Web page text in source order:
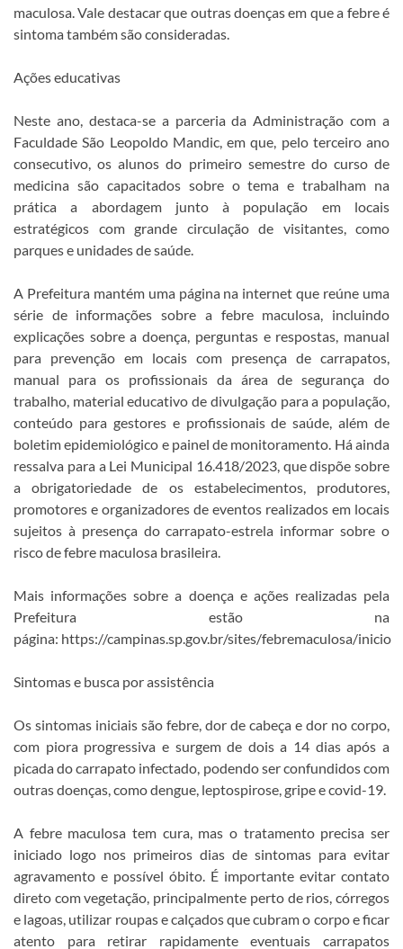
maculosa. Vale destacar que outras doenças em que a febre é
sintoma também são consideradas.
Ações educativas
Neste ano, destaca-se a parceria da Administração com a
Faculdade São Leopoldo Mandic, em que, pelo terceiro ano
consecutivo, os alunos do primeiro semestre do curso de
medicina são capacitados sobre o tema e trabalham na
prática a abordagem junto à população em locais
estratégicos com grande circulação de visitantes, como
parques e unidades de saúde.
A Prefeitura mantém uma página na internet que reúne uma
série de informações sobre a febre maculosa, incluindo
explicações sobre a doença, perguntas e respostas, manual
para prevenção em locais com presença de carrapatos,
manual para os profissionais da área de segurança do
trabalho, material educativo de divulgação para a população,
conteúdo para gestores e profissionais de saúde, além de
boletim epidemiológico e painel de monitoramento. Há ainda
ressalva para a Lei Municipal 16.418/2023, que dispõe sobre
a obrigatoriedade de os estabelecimentos, produtores,
promotores e organizadores de eventos realizados em locais
sujeitos à presença do carrapato-estrela informar sobre o
risco de febre maculosa brasileira.
Mais informações sobre a doença e ações realizadas pela
Prefeitura estão na
página: https://campinas.sp.gov.br/sites/febremaculosa/inicio
Sintomas e busca por assistência
Os sintomas iniciais são febre, dor de cabeça e dor no corpo,
com piora progressiva e surgem de dois a 14 dias após a
picada do carrapato infectado, podendo ser confundidos com
outras doenças, como dengue, leptospirose, gripe e covid-19.
A febre maculosa tem cura, mas o tratamento precisa ser
iniciado logo nos primeiros dias de sintomas para evitar
agravamento e possível óbito. É importante evitar contato
direto com vegetação, principalmente perto de rios, córregos
e lagoas, utilizar roupas e calçados que cubram o corpo e ficar
atento para retirar rapidamente eventuais carrapatos